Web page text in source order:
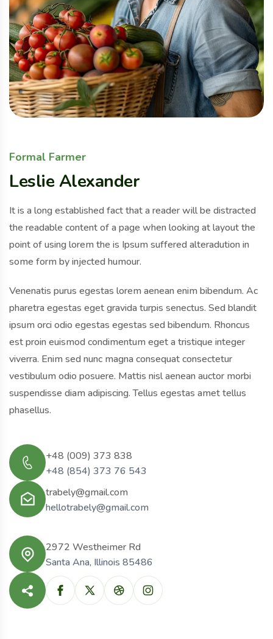
Formal Farmer
Leslie Alexander
It is a long established fact that a reader will be distracted
the readable content of a page when looking at layout the
point of using lorem the is Ipsum suffered alteradution in
some form by injected humour.
Venenatis purus egestas lorem aenean enim bibendum. Ac
pharetra egestas eget gravida turpis senectus. Sed blandit
ipsum orci odio egestas egestas sed bibendum. Rhoncus
est proin euismod condimentum eget a tristique integer
viverra. Enim sed nunc magna consequat consectetur
vestibulum odio posuere. Mattis nisl aenean auctor morbi
suspendisse diam adipiscing. Tellus egestas amet tellus
phasellus.
+48 (854) 373 76 543
+48 (009) 373 838
hellotrabely@gmail.com
trabely@gmail.com
Santa Ana, Illinois 85486
2972 Westheimer Rd